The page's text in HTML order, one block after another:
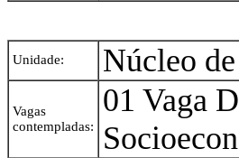
Unidade: Núcleo
Vagas
contempladas:
01 Vaga